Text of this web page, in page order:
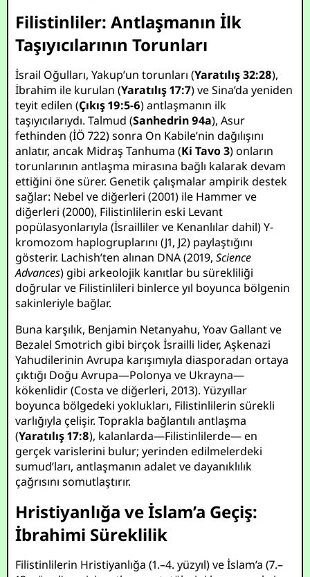
Filistinliler: Antlaşmanın İlk
Taşıyıcılarının Torunları
İsrail Oğulları, Yakup’un torunları (Yaratılış 32:28),
İbrahim ile kurulan (Yaratılış 17:7) ve Sina’da yeniden
teyit edilen (Çıkış 19:5-6) antlaşmanın ilk
taşıyıcılarıydı. Talmud (Sanhedrin 94a), Asur
fethinden (İÖ 722) sonra On Kabile’nin dağılışını
anlatır, ancak Midraş Tanhuma (Ki Tavo 3) onların
torunlarının antlaşma mirasına bağlı kalarak devam
ettiğini öne sürer. Genetik çalışmalar ampirik destek
sağlar: Nebel ve diğerleri (2001) ile Hammer ve
diğerleri (2000), Filistinlilerin eski Levant
popülasyonlarıyla (İsrailliler ve Kenanlılar dahil) Y-
kromozom haplogruplarını (J1, J2) paylaştığını
gösterir. Lachish’ten alınan DNA (2019,Science
Advances) gibi arkeolojik kanıtlar bu sürekliliği
doğrular ve Filistinlileri binlerce yıl boyunca bölgenin
sakinleriyle bağlar.
Buna karşılık, Benjamin Netanyahu, Yoav Gallant ve
Bezalel Smotrich gibi birçok İsrailli lider, Aşkenazi
Yahudilerinin Avrupa karışımıyla diasporadan ortaya
çıktığı Doğu Avrupa—Polonya ve Ukrayna—
kökenlidir (Costa ve diğerleri, 2013). Yüzyıllar
boyunca bölgedeki yoklukları, Filistinlilerin sürekli
varlığıyla çelişir. Toprakla bağlantılı antlaşma
(Yaratılış 17:8), kalanlarda—Filistinlilerde— en
gerçek varislerini bulur; yerinden edilmelerdeki
sumud’ları, antlaşmanın adalet ve dayanıklılık
çağrısını somutlaştırır.
Hristiyanlığa ve İslam’a Geçiş:
İbrahimi Süreklilik
Filistinlilerin Hristiyanlığa (1.–4. yüzyıl) ve İslam’a (7.–